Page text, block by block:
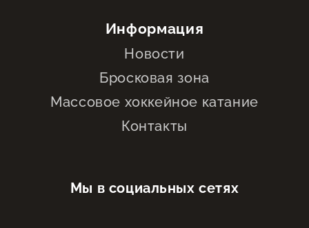
Мы в социальных сетях
Информация
Новости
Бросковая зона
Массовое хоккейное катание
Контакты